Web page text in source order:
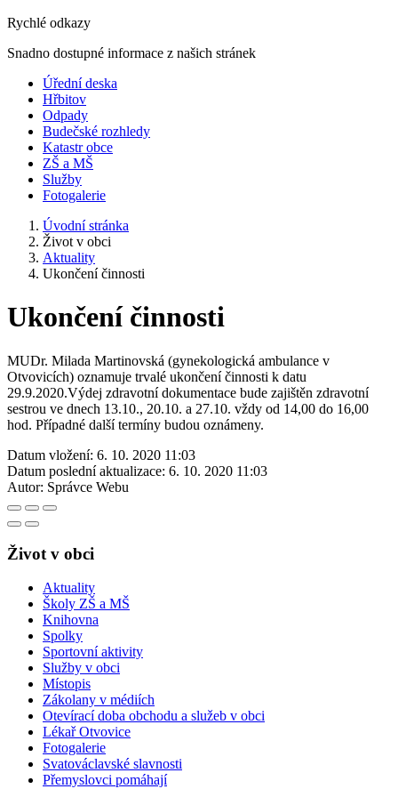
Rychlé odkazy
Snadno dostupné informace z našich stránek
Úřední deska
Hřbitov
Odpady
Budečské rozhledy
Katastr obce
ZŠ a MŠ
Služby
Fotogalerie
Úvodní stránka
Život v obci
Aktuality
Ukončení činnosti
Ukončení činnosti
MUDr. Milada Martinovská (gynekologická ambulance v
Otvovicích) oznamuje trvalé ukončení činnosti k datu
29.9.2020.Výdej zdravotní dokumentace bude zajištěn zdravotní
sestrou ve dnech 13.10., 20.10. a 27.10. vždy od 14,00 do 16,00
hod. Případné další termíny budou oznámeny.
Datum vložení: 6. 10. 2020 11:03
Datum poslední aktualizace: 6. 10. 2020 11:03
Autor: Správce Webu
Život v obci
Aktuality
Školy ZŠ a MŠ
Knihovna
Spolky
Sportovní aktivity
Služby v obci
Místopis
Zákolany v médiích
Otevírací doba obchodu a služeb v obci
Lékař Otvovice
Fotogalerie
Svatováclavské slavnosti
Přemyslovci pomáhají